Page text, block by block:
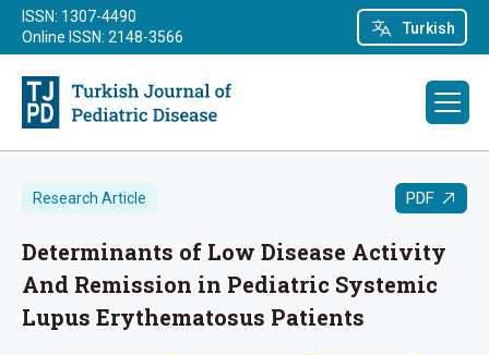
Turkish
ISSN: 1307-4490
Online ISSN: 2148-3566
Research Article PDF
Determinants of Low Disease Activity
And Remission in Pediatric Systemic
Lupus Erythematosus Patients